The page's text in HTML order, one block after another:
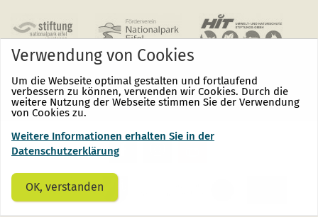
Nationalpark
einem
Nationalpark
einem
Nationalpark
einem
Verwendung von Cookies
Um die Webseite optimal gestalten und fortlaufend
verbessern zu können, verwenden wir Cookies. Durch die
weitere Nutzung der Webseite stimmen Sie der Verwendung
von Cookies zu.
Weitere Informationen erhalten Sie in der
Datenschutzerklärung
OK, verstanden